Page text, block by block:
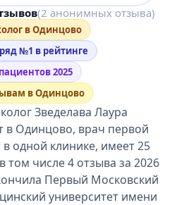
(2 анонимных отзыва)
в Одинцово
№1 в рейтинге
2025
в Одинцово
Зведелава Лаура
в Одинцово, врач первой
одной клинике, имеет 25
том числе 4 отзыва за 2026
Первый Московский
университет имени